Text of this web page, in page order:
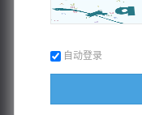
自动登录